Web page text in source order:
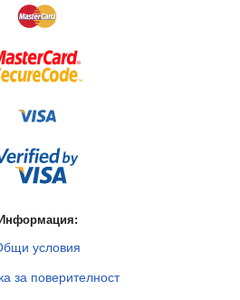
Информация:
условия
за поверителност